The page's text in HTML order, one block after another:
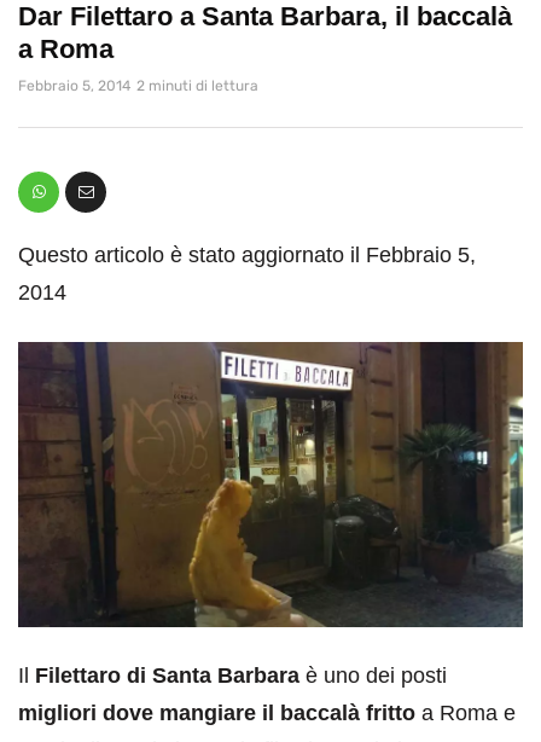
Dar Filettaro a Santa Barbara, il baccalà
a Roma
Febbraio 5, 2014 2 minuti di lettura
Questo articolo è stato aggiornato il Febbraio 5,
2014
Il Filettaro di Santa Barbara è uno dei posti
migliori dove mangiare il baccalà fritto a Roma e